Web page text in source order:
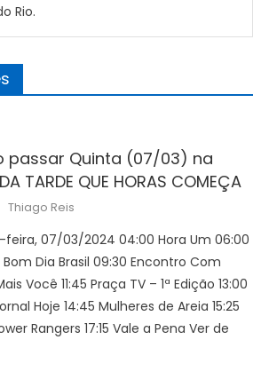
Rio.
passar Quinta (07/03) na
TARDE QUE HORAS COMEÇA
Author
Thiago Reis
feira, 07/03/2024 04:00 Hora Um 06:00
Dia Brasil 09:30 Encontro Com
Você 11:45 Praça TV – 1ª Edição 13:00
Hoje 14:45 Mulheres de Areia 15:25
Rangers 17:15 Vale a Pena Ver de